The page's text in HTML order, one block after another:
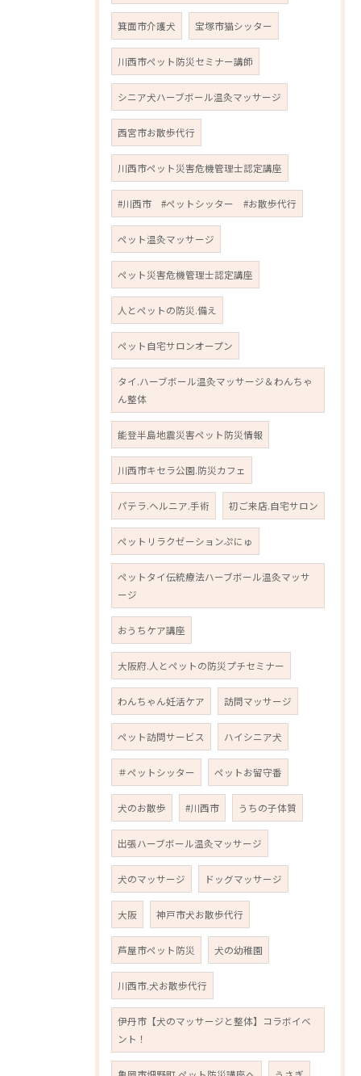
箕面市介護犬 宝塚市猫シッター
川西市ペット防災セミナー講師
シニア犬ハーブボール温灸マッサージ
西宮市お散歩代行
川西市ペット災害危機管理士認定講座
#川西市 #ペットシッター #お散歩代行
ペット温灸マッサージ
ペット災害危機管理士認定講座
人とペットの防災.備え
ペット自宅サロンオープン
タイ.ハーブボール温灸マッサージ＆わんちゃ
ん整体
能登半島地震災害ペット防災情報
川西市キセラ公園.防災カフェ
パテラ.ヘルニア.手術 初ご来店.自宅サロン
ペットリラクゼーションぷにゅ
ペットタイ伝統療法ハーブボール温灸マッサ
ージ
おうちケア講座
大阪府.人とペットの防災プチセミナー
わんちゃん妊活ケア 訪問マッサージ
ペット訪問サービス ハイシニア犬
＃ペットシッター ペットお留守番
犬のお散歩 #川西市 うちの子体質
出張ハーブボール温灸マッサージ
犬のマッサージ ドッグマッサージ
大阪 神戸市犬お散歩代行
芦屋市ペット防災 犬の幼稚園
川西市.犬お散歩代行
伊丹市【犬のマッサージと整体】コラボイベ
ント！